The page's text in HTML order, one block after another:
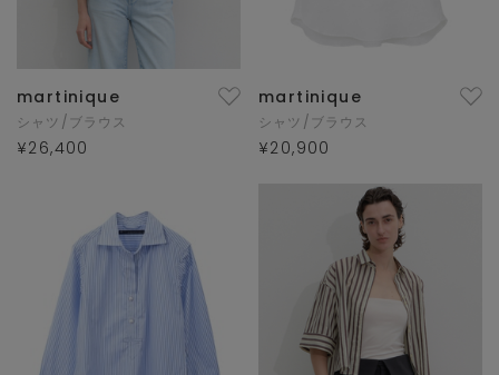
martinique
シャツ/ブラウス
¥26,400
martinique
シャツ/ブラウス
¥20,900